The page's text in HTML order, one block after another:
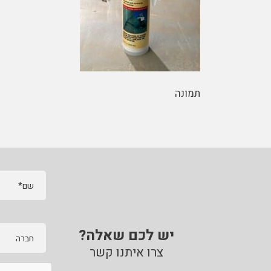
תמונה
יש לכם שאלה?
צרו איתנו קשר
שם*
חברה